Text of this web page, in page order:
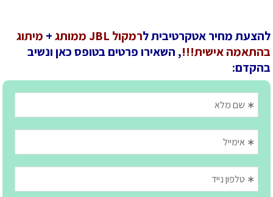
להצעת מחיר אטקרטיבית לרמקול JBL ממותג + מיתוג
בהתאמה אישית!!!, השאירו פרטים בטופס כאן ונשיב
בהקדם: